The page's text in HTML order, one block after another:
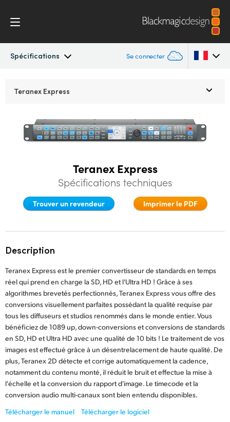
Spécifications Se connecter
Conversions
Austria
China
Germany
Hong Kong SAR, China
India
Italy
Japan
Korea
Mexico
Teranex Express
Teranex Express
Spécifications techniques
Trouver un revendeur Imprimer le PDF
Description
Teranex Express est le premier convertisseur de standards en temps
réel qui prend en charge la SD, HD et l'Ultra HD ! Grâce à ses
algorithmes brevetés perfectionnés, Teranex Express vous offre des
conversions visuellement parfaites possédant la qualité requise par
tous les diffuseurs et studios renommés dans le monde entier. Vous
bénéficiez de 1089 up, down-conversions et conversions de standards
en SD, HD et Ultra HD avec une qualité de 10 bits ! Le traitement de vos
images est effectué grâce à un désentrelacement de haute qualité. De
plus, Teranex 2D détecte et corrige automatiquement la cadence,
notamment du contenu monté, il réduit le bruit et effectue la mise à
l'échelle et la conversion du rapport d'image. Le timecode et la
conversion audio multi-canaux sont bien entendu disponibles.
Télécharger le manuel
Télécharger le logiciel